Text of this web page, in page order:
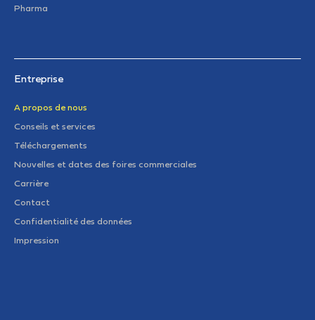
Pharma
Entreprise
A propos de nous
Conseils et services
Téléchargements
Nouvelles et dates des foires commerciales
Carrière
Contact
Confidentialité des données
Impression